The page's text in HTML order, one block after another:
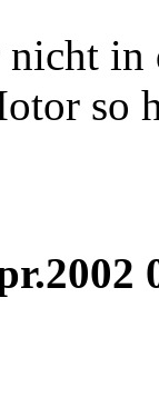
so